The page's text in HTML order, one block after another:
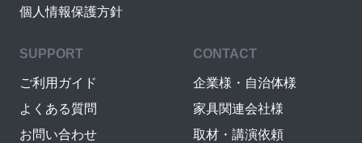
個人情報保護方針
SUPPORT
ご利用ガイド
よくある質問
お問い合わせ
CONTACT
企業様・自治体様
家具関連会社様
取材・講演依頼